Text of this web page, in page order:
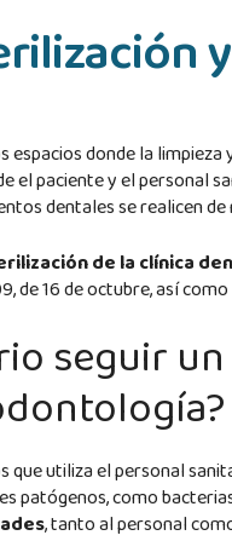
espacios donde la
el paciente y el personal
dentales se realicen
de la clínica
de 16 de octubre, así
seguir
utiliza el personal
patógenos, como
, tanto al personal